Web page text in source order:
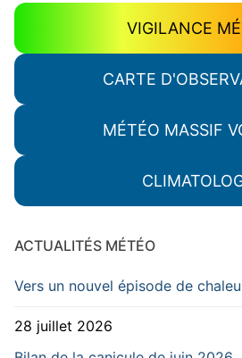
VIGILANCE
CARTE
MÉTÉO MASSIF
ACTUALITÉS MÉTÉO
Vers un nouvel épisode de
28 juillet 2026